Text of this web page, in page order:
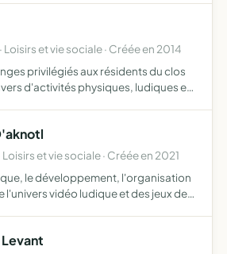
Loisirs et vie sociale · Créée en 2014
privilégiés aux résidents du clos
d'activités physiques, ludiques et
et vie sociale · Créée en 2021
le développement, l'organisation
l'univers vidéo ludique et des jeux de
Levant